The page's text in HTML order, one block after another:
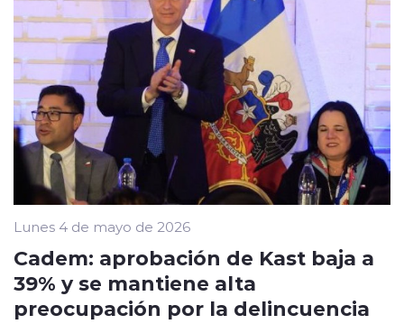
Lunes 4 de mayo de 2026
Cadem: aprobación de Kast baja a
39% y se mantiene alta
preocupación por la delincuencia